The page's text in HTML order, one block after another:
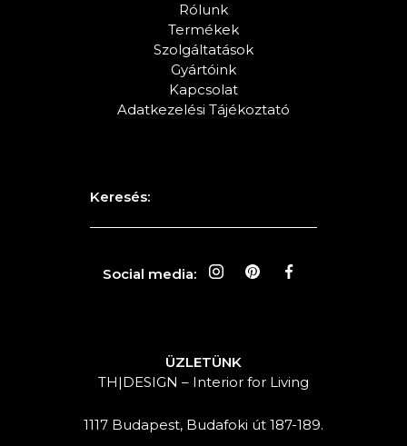
Rólunk
Termékek
Szolgáltatások
Gyártóink
Kapcsolat
Adatkezelési Tájékoztató
Keresés:
Social media:
ÜZLETÜNK
TH|DESIGN – Interior for Living
1117 Budapest, Budafoki út 187-189.